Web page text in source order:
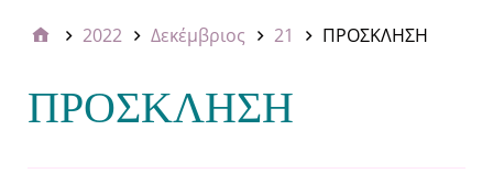
2022 Δεκέμβριος 21 ΠΡΟΣΚΛΗΣΗ
ΠΡΟΣΚΛΗΣΗ